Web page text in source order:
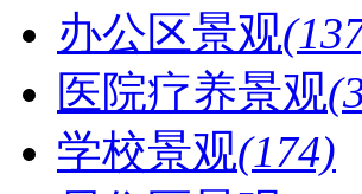
办公区景观
医院疗养景观
学校景观(174)